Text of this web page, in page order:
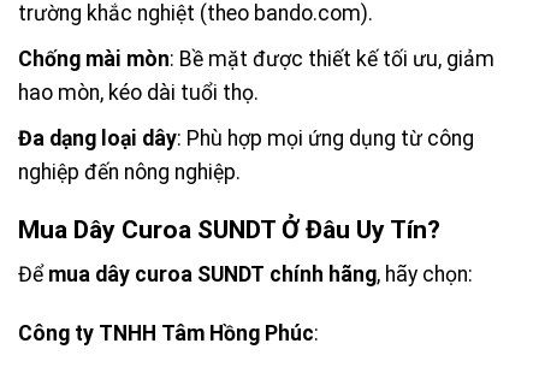
trường khắc nghiệt (theo bando.com).
Chống mài mòn: Bề mặt được thiết kế tối ưu, giảm
hao mòn, kéo dài tuổi thọ.
Đa dạng loại dây: Phù hợp mọi ứng dụng từ công
nghiệp đến nông nghiệp.
Mua Dây Curoa SUNDT Ở Đâu Uy Tín?
Để mua dây curoa SUNDT chính hãng, hãy chọn:
Công ty TNHH Tâm Hồng Phúc: